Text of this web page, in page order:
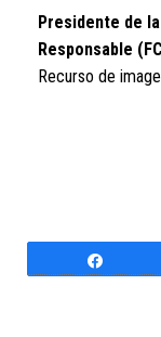
Presidente de
Responsable
Recurso de